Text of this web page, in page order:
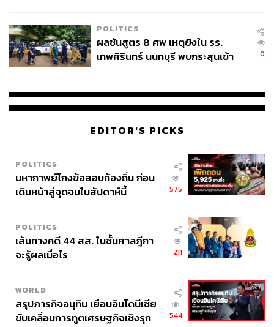
POLITICS
ผลชันสูตร 8 ศพ เหตุยิงใน รร.
เทพศิรินทร์ นนทบุรี พบกระสุนเข้า
0
EDITOR'S PICKS
POLITICS
มหากาพย์โกงข้อสอบท้องถิ่น ก่อน
เดินหน้าสู่จุดจบในสัปดาห์นี้
575
POLITICS
เส้นทางคดี 44 สส. ในชั้นศาลฎีกา
จะรู้ผลเมื่อไร
211
WORLD
สรุปภารกิจอนุทิน เยือนอินโดนีเซีย
ขับเคลื่อนการทูตเศรษฐกิจเชิงรุก
544